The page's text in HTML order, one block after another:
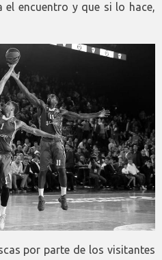
el encuentro y que si lo hace,
por parte de los visitantes